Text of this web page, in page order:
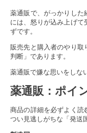
薬通販で、がっかりした
には、怒りが込み上げて
ずです。
販売先と購入者のやり取
判断」であります。
薬通販で嫌な思いをしな
薬通販 ：ポイ
商品の詳細を必ずよく読
つい見逃しがちな「発送